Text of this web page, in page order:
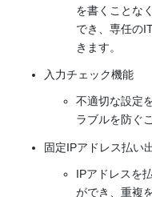
を書くことな
でき、専任の
きます。
入力チェック機能
不適切な設定
ラブルを防ぐ
固定IPアドレス払い
IPアドレスを
ができ、重複